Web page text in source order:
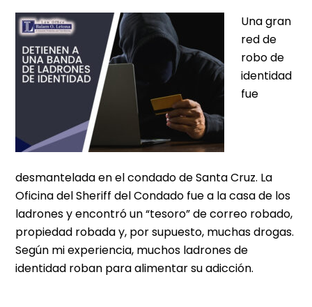
Una gran
red de
robo de
identidad
fue
desmantelada en el condado de Santa Cruz. La
Oficina del Sheriff del Condado fue a la casa de los
ladrones y encontró un “tesoro” de correo robado,
propiedad robada y, por supuesto, muchas drogas.
Según mi experiencia, muchos ladrones de
identidad roban para alimentar su adicción.